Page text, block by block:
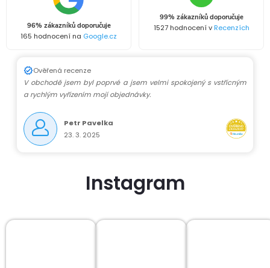
96% zákazníků doporučuje
165 hodnocení na Google.cz
99% zákazníků doporučuje
1527 hodnocení vRecenzích
Ověřená recenze
V obchodě jsem byl poprvé a jsem velmi spokojený s vstřícným
a rychlým vyřízením mojí objednávky.
Petr Pavelka
23. 3. 2025
Instagram